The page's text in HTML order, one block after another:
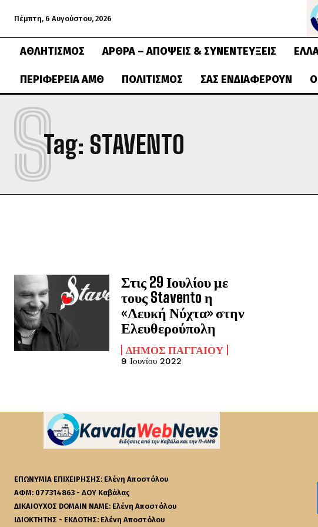
Πέμπτη, 6 Αυγούστου, 2026
ΑΘΛΗΤΙΣΜΌΣ ΆΡΘΡΑ – ΑΠΌΨΕΙΣ & ΣΥΝΕΝΤΕΎΞΕΙΣ
ΠΕΡΙΦΈΡΕΙΑ ΑΜΘ ΠΟΛΙΤΙΣΜΌΣ ΣΑΣ ΕΝΔΙΑΦΈΡΟΥΝ
Tag: STAVENTO
S
Στις 29 Ιουλίου με
τους Stavento η
«Λευκή Νύχτα» στην
Ελευθερούπολη
ΔΉΜΟΣ ΠΑΓΓΑΊΟΥ
9 Ιουνίου 2022
ΕΠΩΝΥΜΙΑ ΕΠΙΧΕΙΡΗΣΗΣ: Ελένη Αποστόλου
ΑΦΜ: 077314863 - ΔΟΥ Καβάλας
ΔΙΚΑΙΟΥΧΟΣ DOMAIN NAME: Ελένη Αποστόλου
ΙΔΙΟΚΤΗΤΗΣ - ΕΚΔΟΤΗΣ: Ελένη Αποστόλου